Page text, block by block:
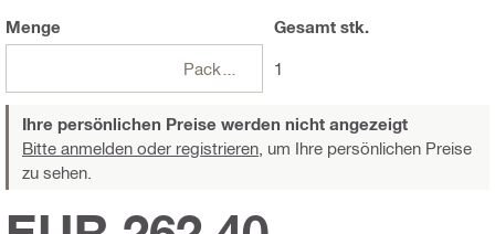
Menge
Packungen
Gesamtstk.
1
Ihre persönlichen Preise werden nicht angezeigt
Bitte anmelden oder registrieren, um Ihre persönlichen Preise
zu sehen.